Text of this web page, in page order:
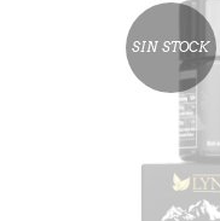
SIN STOCK